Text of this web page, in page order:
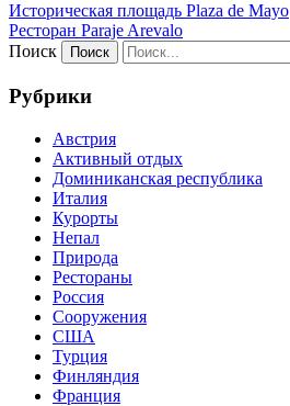
Историческая площадь Plaza de Mayo
Ресторан Paraje Arevalo
Поиск
Рубрики
Австрия
Активный отдых
Доминиканская республика
Италия
Курорты
Непал
Природа
Рестораны
Россия
Сооружения
США
Турция
Финляндия
Франция